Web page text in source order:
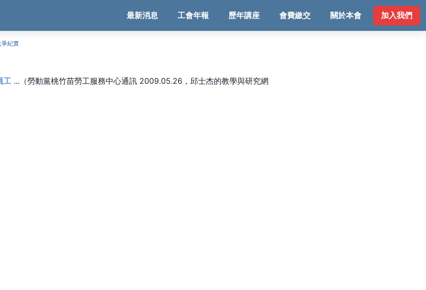
最新消息 工會年報 歷年講座 會費繳交 關於本會 加入我們
爭紀實
工 ...（勞動黨桃竹苗勞工服務中心通訊 2009.05.26，邱士杰的教學與研究網